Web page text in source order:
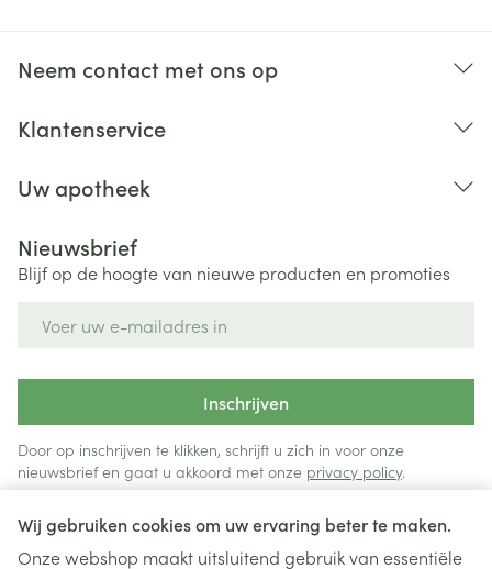
Wij gebruiken cookies om uw ervaring beter te maken.
Onze webshop maakt uitsluitend gebruik van essentiële
Neem contact met ons op
Klantenservice
Uw apotheek
Nieuwsbrief
Blijf op de hoogte van nieuwe producten en promoties
Inschrijven
Door op inschrijven te klikken, schrijft u zich in voor onze
nieuwsbrief en gaat u akkoord met onze privacy policy.